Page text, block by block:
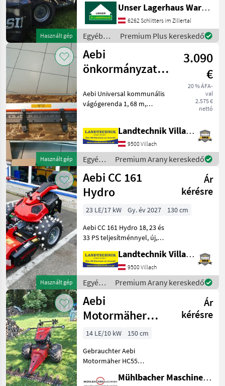
Használt gép
mezőgazdasági erőgépek
Kéttengelyes kaszálógép
Unser Lagerhaus Warenhandelsges.m.b.H.
6262 Schlitters im Zillertal
Egyéb
mezőgazdasági
erőgépek
/ Aebi
Premium Plus kereskedő
Használt gép
Aebi
önkormányzati
3.090
€
20 % ÁFA-
val
2.575 €
nettó
Aebi Universal kommunális
vágógerenda 1, 68 m,
szállítható. További
kérdéseivel forduljon
bizalommal pótalkatrész-
szaké
Landtechnik Villach GmbH
9500 Villach
Egyéb
mezőgazdasági
erőgépek
/ Aebi
Premium Arany kereskedő
Használt gép
Aebi CC 161
Hydro
Ár
kérésre
23 LE/17 kW Gy. év 2027
130 cm
Aebi CC 161 Hydro 18, 23 és
33 PS teljesítménnyel, új,
munkagép-meghajtás, 30
cm-es tengelyeltolás, 2
fokozatú kormányállítás,
kijelzővel és elektr
Landtechnik Villach GmbH
9500 Villach
Egyéb
mezőgazdasági
erőgépek
/ Aebi
Premium Arany kereskedő
Aebi
Motormäher
HC55 1,50m
Balken,
Privatverkauf
Ár
kérésre
14 LE/10 kW
150 cm
Gebrauchter Aebi
Motormäher HC55
Kontaktaufnahme mit dem
Mühlbacher Maschinen GmbH